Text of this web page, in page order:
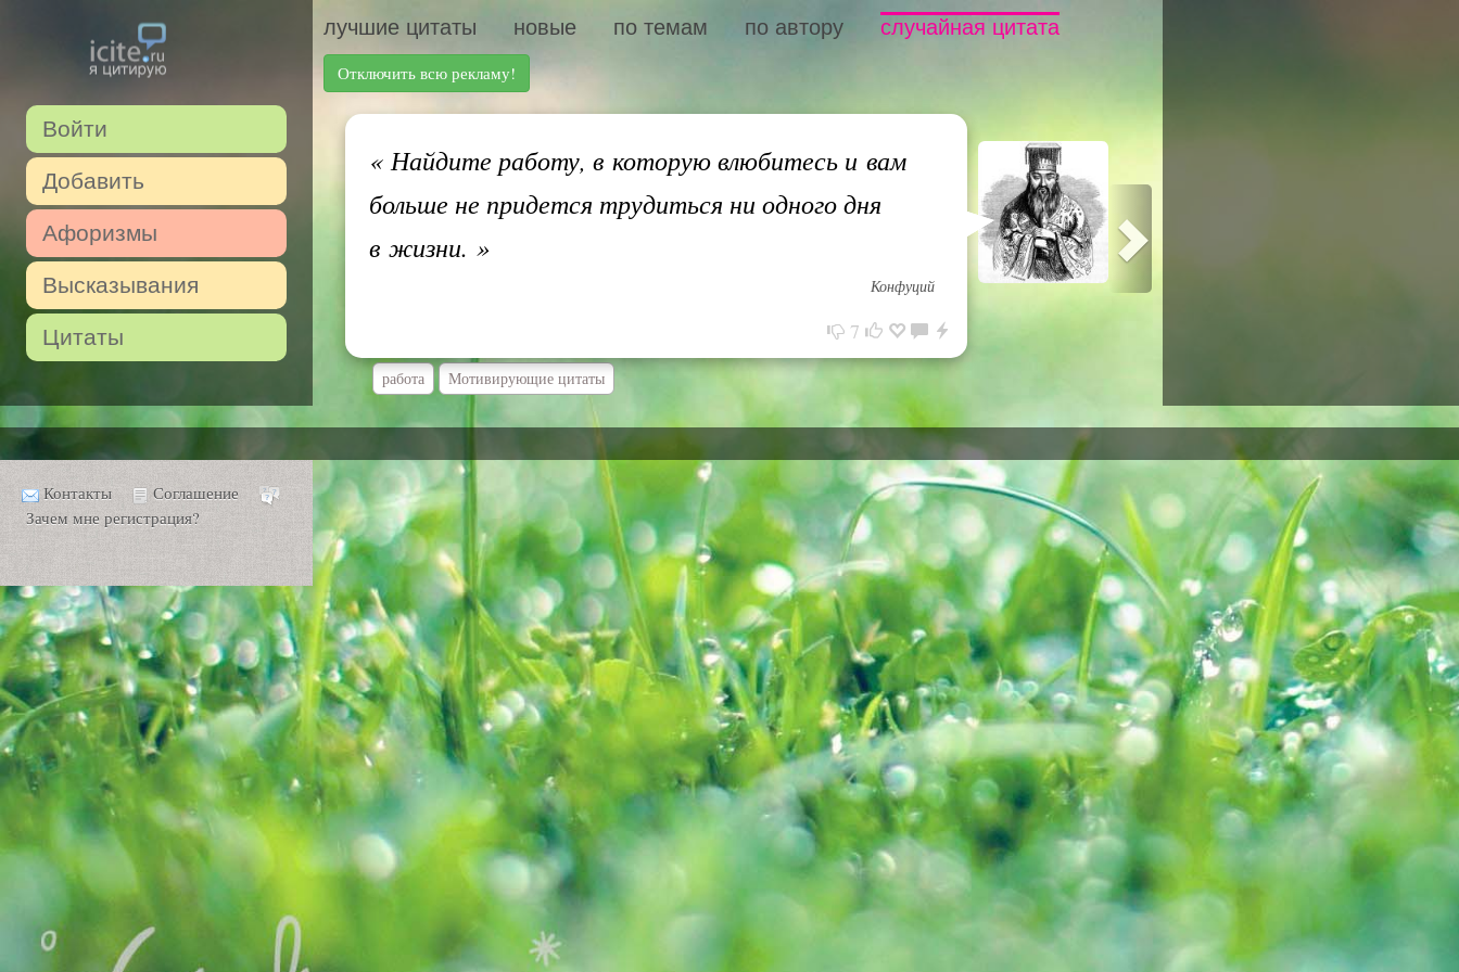
Войти
Добавить
Афоризмы
Высказывания
Цитаты
лучшие цитаты новые по темам по автору случайная цитата
Отключить всю рекламу!
«Найдите работу, в которую влюбитесь и вам
больше не придется трудиться ни одного дня
в жизни. »
Конфуций
7
работа Мотивирующие цитаты
Контакты
Соглашение
Зачем мне регистрация?